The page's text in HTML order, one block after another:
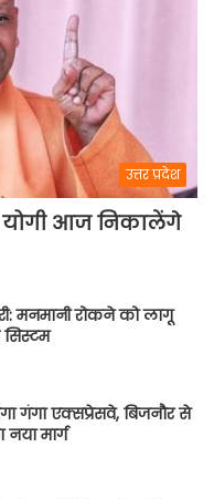
उत्तर प्रदेश
योगी आज निकालेंगे
मनमानी रोकने को लागू
सिस्टम
गंगा एक्सप्रेसवे, बिजनौर से
मार्ग